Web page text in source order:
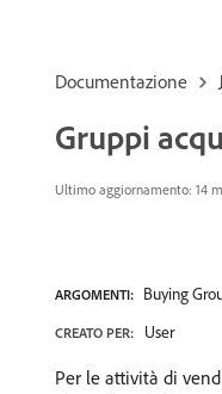
Documentazione
Gruppi
Ultimo aggiornamento: 14
ARGOMENTI: Buying
CREATO PER: User
Per le attività di